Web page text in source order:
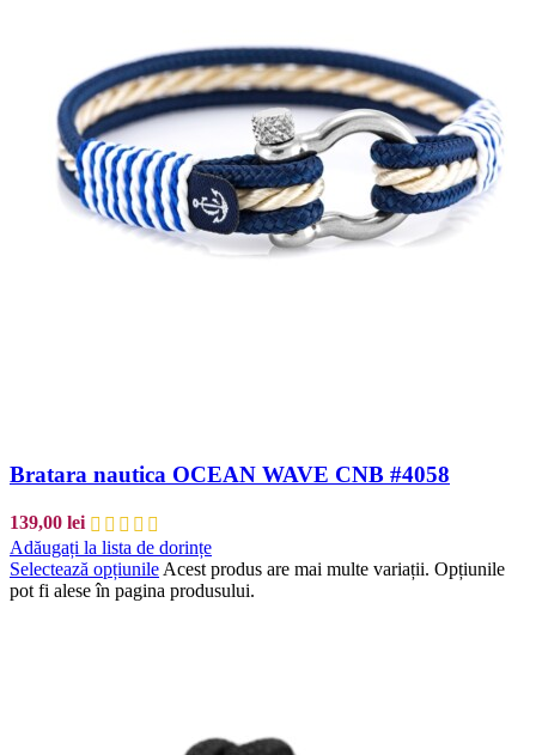
Bratara nautica OCEAN WAVE CNB #4058
139,00 lei
Adăugați la lista de dorințe
Selectează opțiunile Acest produs are mai multe variații. Opțiunile
pot fi alese în pagina produsului.